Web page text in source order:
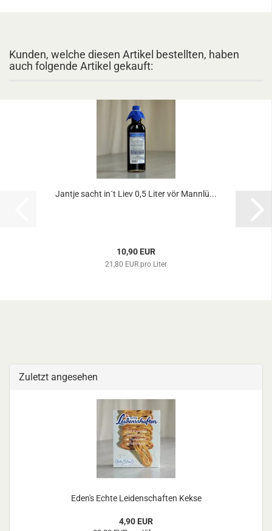
Kunden, welche diesen Artikel bestellten, haben
auch folgende Artikel gekauft:
Jantje sacht in´t Liev 0,5 Liter vör Mannlü...
10,90 EUR
21,80 EUR pro Liter
Zuletzt angesehen
Eden's Echte Leidenschaften Kekse
4,90 EUR